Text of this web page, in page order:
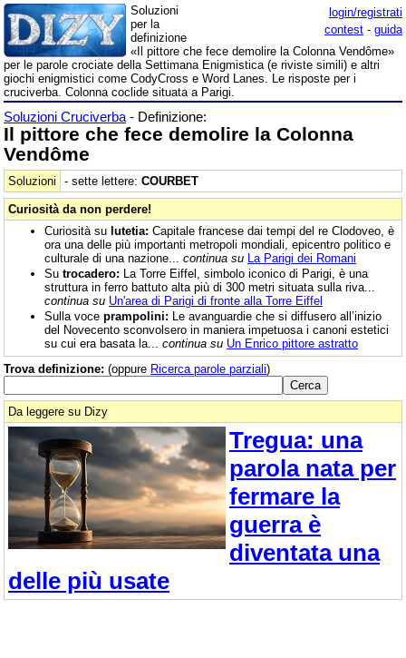
login/registrati
contest - guida
Soluzioni
per la
definizione
«Il pittore che fece demolire la Colonna Vendôme»
per le parole crociate della Settimana Enigmistica (e riviste simili) e altri
giochi enigmistici come CodyCross e Word Lanes. Le risposte per i
cruciverba. Colonna coclide situata a Parigi.
Soluzioni Cruciverba - Definizione:
Il pittore che fece demolire la Colonna
Vendôme
Soluzioni - sette lettere: COURBET
Curiosità da non perdere!
Curiosità su lutetia: Capitale francese dai tempi del re Clodoveo, è
ora una delle più importanti metropoli mondiali, epicentro politico e
culturale di una nazione... continua su La Parigi dei Romani
Su trocadero: La Torre Eiffel, simbolo iconico di Parigi, è una
struttura in ferro battuto alta più di 300 metri situata sulla riva...
continua su Un'area di Parigi di fronte alla Torre Eiffel
Sulla voce prampolini: Le avanguardie che si diffusero all’inizio
del Novecento sconvolsero in maniera impetuosa i canoni estetici
su cui era basata la... continua su Un Enrico pittore astratto
Trova definizione: (oppure Ricerca parole parziali)
Da leggere su Dizy
Tregua: una
parola nata per
fermare la
guerra è
diventata una
delle più usate